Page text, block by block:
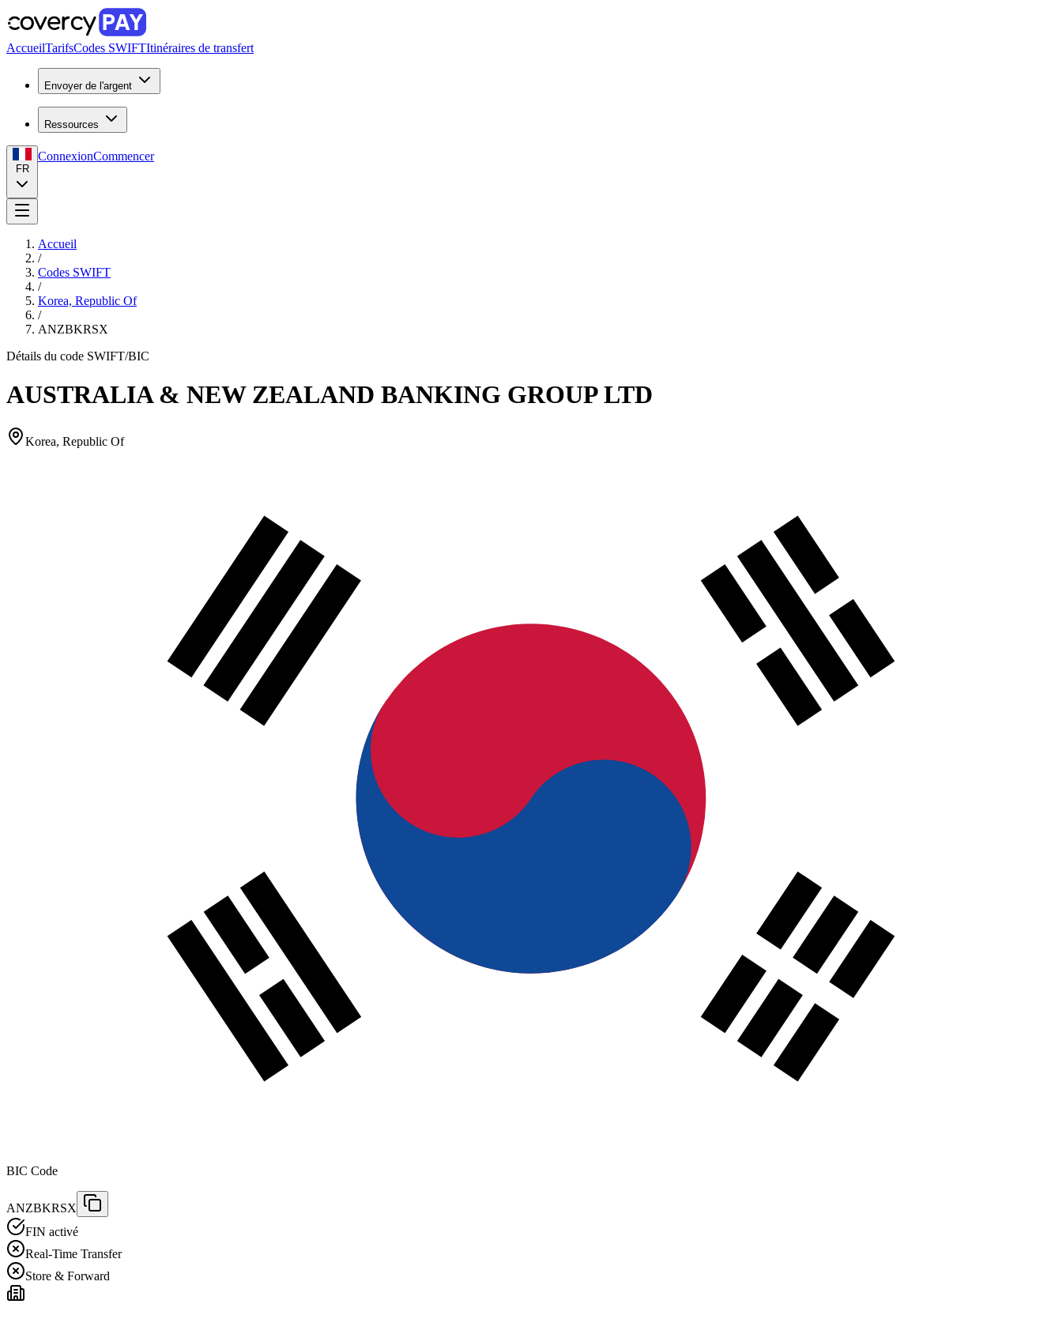
AccueilTarifsCodes SWIFTItinéraires de transfert
Envoyer de l'argent
Ressources
FR
ConnexionCommencer
Accueil
/
Codes SWIFT
/
Korea, Republic Of
/
ANZBKRSX
Détails du code SWIFT/BIC
AUSTRALIA & NEW ZEALAND BANKING GROUP LTD
Korea, Republic Of
BIC Code
ANZBKRSX
FIN activé
Real-Time Transfer
Store & Forward